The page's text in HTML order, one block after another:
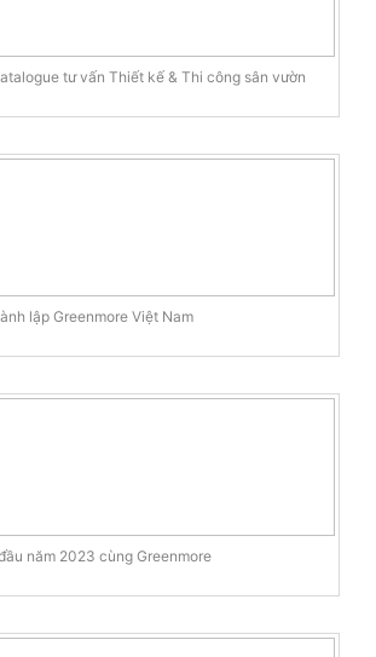
tư vấn Thiết kế & Thi công sân vườn
lập Greenmore Việt Nam
năm 2023 cùng Greenmore